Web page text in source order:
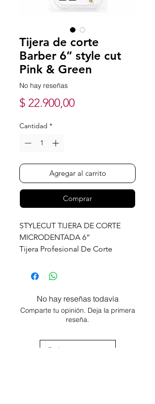
Tijera de corte
Barber 6” style cut
Pink & Green
No hay reseñas
$ 22.900,00Precio
Cantidad *
Agregar al carrito
Comprar
STYLECUT TIJERA DE CORTE
MICRODENTADA 6”
Tijera Profesional De Corte
StyleCut Tijera de corte está
inoxidable de alta calidad, pulida
con terminación brillante, lo cual
garantiza su larga durabilidad.
Ideal para peluquería y barbería.
No hay reseñas todavía
Comparte tu opinión. Deja la primera
reseña.
Dejar una reseña